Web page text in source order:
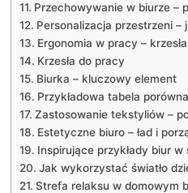
Przechowywanie w biurze –
Personalizacja przestrzeni
Ergonomia w pracy –
Krzesła do pracy
Biurka – kluczowy element
Przykładowa tabela
Zastosowanie tekstyliów –
Estetyczne biuro – ład i
Inspirujące przykłady biur
Jak wykorzystać światło
Strefa relaksu w domowym